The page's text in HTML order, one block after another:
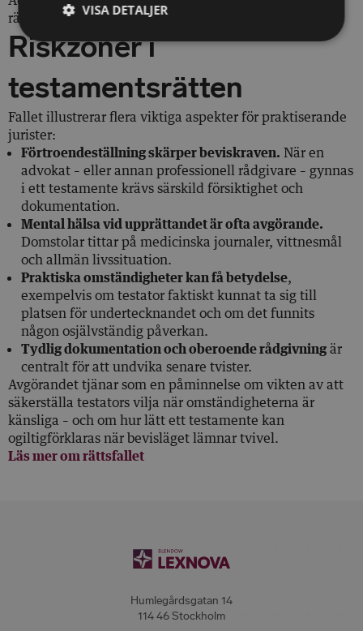
rättegångskostnader om cirka 375 000 kronor.
Riskzoner i
testamentsrätten
Fallet illustrerar flera viktiga aspekter för praktiserande
jurister:
Förtroendeställning skärper beviskraven. När en
advokat – eller annan professionell rådgivare – gynnas
i ett testamente krävs särskild försiktighet och
dokumentation.
Mental hälsa vid upprättandet är ofta avgörande.
Domstolar tittar på medicinska journaler, vittnesmål
och allmän livssituation.
Praktiska omständigheter kan få betydelse,
exempelvis om testator faktiskt kunnat ta sig till
platsen för undertecknandet och om det funnits
någon osjälvständig påverkan.
Tydlig dokumentation och oberoende rådgivning är
centralt för att undvika senare tvister.
Avgörandet tjänar som en påminnelse om vikten av att
säkerställa testators vilja när omständigheterna är
känsliga – och om hur lätt ett testamente kan
ogiltigförklaras när bevisläget lämnar tvivel.
Läs mer om rättsfallet
Humlegårdsgatan 14
114 46 Stockholm
VISA DETALJER